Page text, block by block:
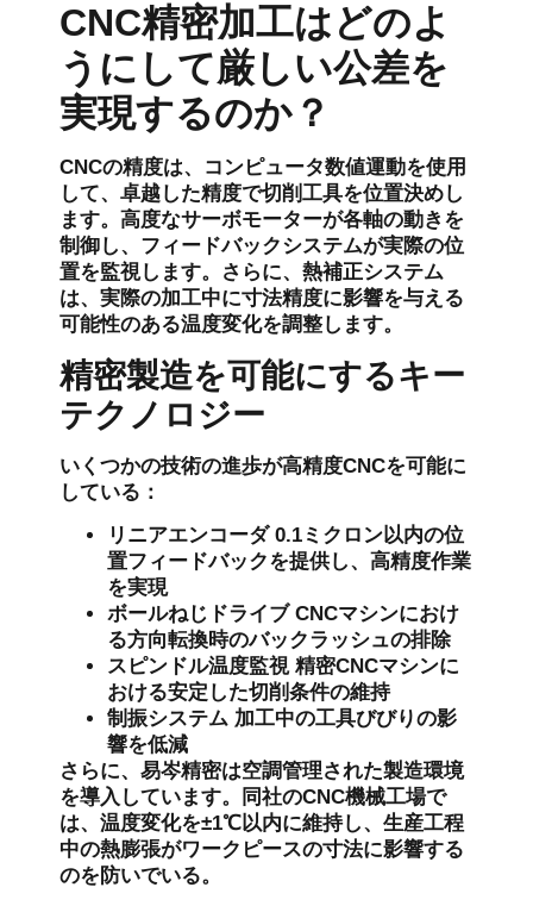
CNC精密加工はどのよ
うにして厳しい公差を
実現するのか？
CNCの精度は、コンピュータ数値運動を使用
して、卓越した精度で切削工具を位置決めし
ます。高度なサーボモーターが各軸の動きを
制御し、フィードバックシステムが実際の位
置を監視します。さらに、熱補正システム
は、実際の加工中に寸法精度に影響を与える
可能性のある温度変化を調整します。
精密製造を可能にするキー
テクノロジー
いくつかの技術の進歩が高精度CNCを可能に
している：
リニアエンコーダ0.1ミクロン以内の位
置フィードバックを提供し、高精度作業
を実現
ボールねじドライブ CNCマシンにおけ
る方向転換時のバックラッシュの排除
スピンドル温度監視精密CNCマシンに
おける安定した切削条件の維持
制振システム 加工中の工具びびりの影
響を低減
さらに、易岑精密は空調管理された製造環境
を導入しています。同社のCNC機械工場で
は、温度変化を±1℃以内に維持し、生産工程
中の熱膨張がワークピースの寸法に影響する
のを防いでいる。